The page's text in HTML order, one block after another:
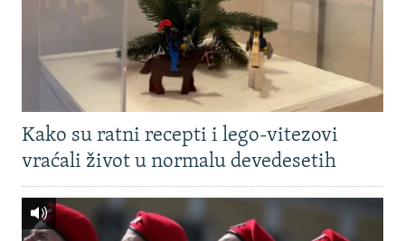
Kako su ratni recepti i lego-vitezovi
vraćali život u normalu devedesetih